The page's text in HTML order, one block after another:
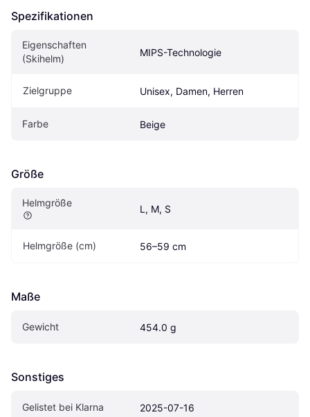
Spezifikationen
Eigenschaften
(Skihelm)
MIPS-Technologie
Zielgruppe Unisex, Damen, Herren
Farbe Beige
Größe
Helmgröße
L, M, S
Helmgröße (cm) 56–59 cm
Maße
Gewicht 454.0 g
Sonstiges
Gelistet bei Klarna 2025-07-16